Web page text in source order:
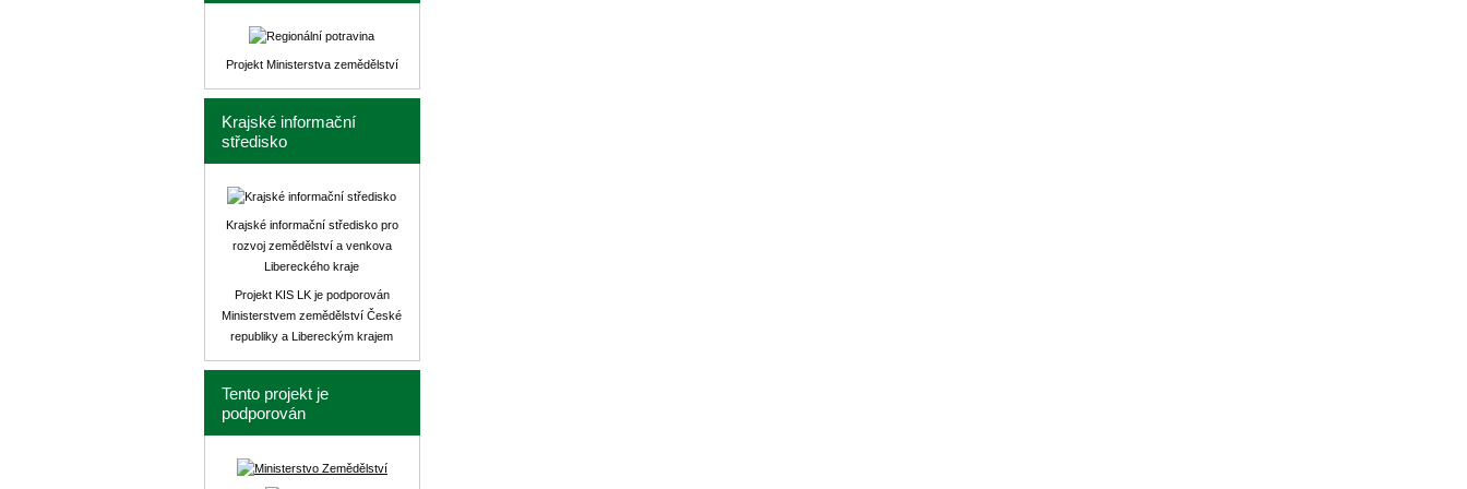
Projekt Ministerstva zemědělství
Krajské informační
středisko
Krajské informační středisko pro
rozvoj zemědělství a venkova
Libereckého kraje
Projekt KIS LK je podporován
Ministerstvem zemědělství České
republiky a Libereckým krajem
Tento projekt je
podporován